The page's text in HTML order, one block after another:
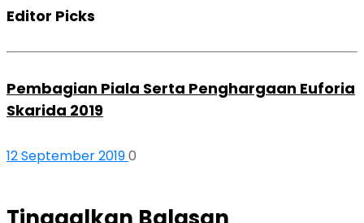
Editor Picks
Pembagian Piala Serta Penghargaan Euforia
Skarida 2019
12 September 20190